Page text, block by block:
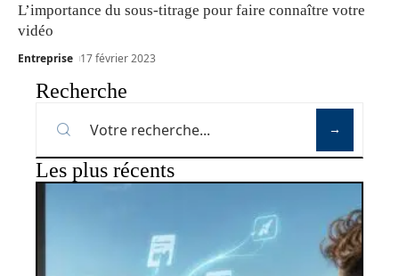
L’importance du sous-titrage pour faire connaître votre
vidéo
Entreprise 17 février 2023
Recherche
Les plus récents